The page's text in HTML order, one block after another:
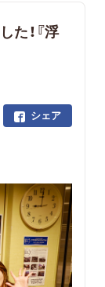
た！『浮
シェア